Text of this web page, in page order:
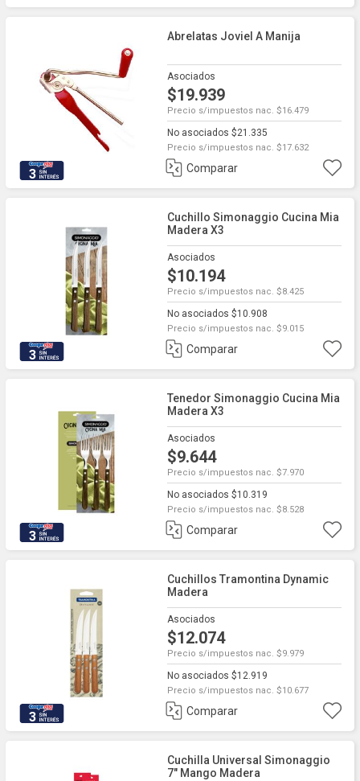
3
Abrelatas Joviel A Manija
Asociados
$19.939
Precio s/impuestos nac. $16.479
No asociados $21.335
Precio s/impuestos nac. $17.632
Comparar
3
Cuchillo Simonaggio Cucina Mia
Madera X3
Asociados
$10.194
Precio s/impuestos nac. $8.425
No asociados $10.908
Precio s/impuestos nac. $9.015
Comparar
3
Tenedor Simonaggio Cucina Mia
Madera X3
Asociados
$9.644
Precio s/impuestos nac. $7.970
No asociados $10.319
Precio s/impuestos nac. $8.528
Comparar
3
Cuchillos Tramontina Dynamic
Madera
Asociados
$12.074
Precio s/impuestos nac. $9.979
No asociados $12.919
Precio s/impuestos nac. $10.677
Comparar
Cuchilla Universal Simonaggio
7" Mango Madera